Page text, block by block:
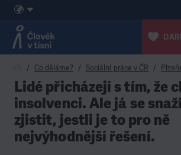
Přeskočit na obsah
Co děláme? Sociální práce v ČR
Lidé přicházejí s tím, že
insolvenci. Ale já se
zjistit, jestli je to pro ně
nejvýhodnější řešení.